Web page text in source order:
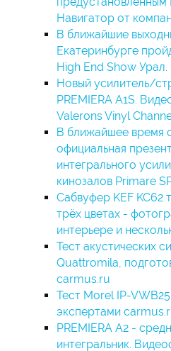
Навигатор от
В ближайшие
Екатеринбурге
High End Show Урал.
Новый усилитель/
PREMIERA A1S.
Valerons Vinyl
В ближайшее время
официальная
интегрального
кинозалов Primare
Сабвуфер KEF KC62
трёх цветах -
интерьере и
Тест акустических
Quattromila,
carmus.ru
Тест Morel IP-
экспертами
PREMIERA A2 -
интегральник.